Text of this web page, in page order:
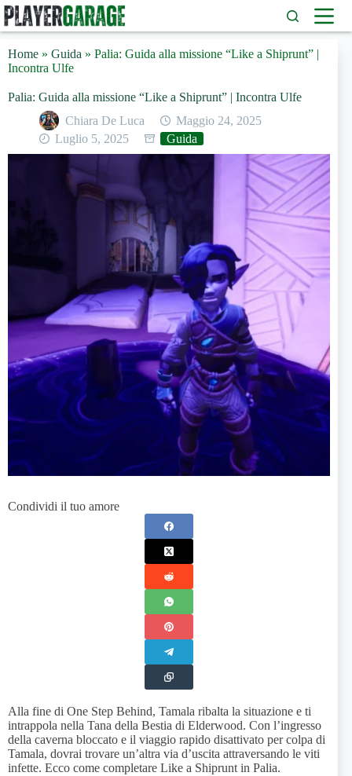
Salta
al
contenuto
Home » Guida » Palia: Guida alla missione “Like a Shiprunt” |
Incontra Ulfe
Palia: Guida alla missione “Like a Shiprunt” | Incontra Ulfe
Chiara De Luca
Maggio 24, 2025
Luglio 5, 2025
Guida
Condividi il tuo amore
Alla fine di One Step Behind, Tamala ribalta la situazione e ti
intrappola nella Tana della Bestia di Elderwood. Con l’ingresso
della caverna bloccato e il viaggio rapido disattivato per colpa di
Tamala, dovrai trovare un’altra via d’uscita attraversando le viti
infette. Ecco come completare Like a Shiprunt in Palia.